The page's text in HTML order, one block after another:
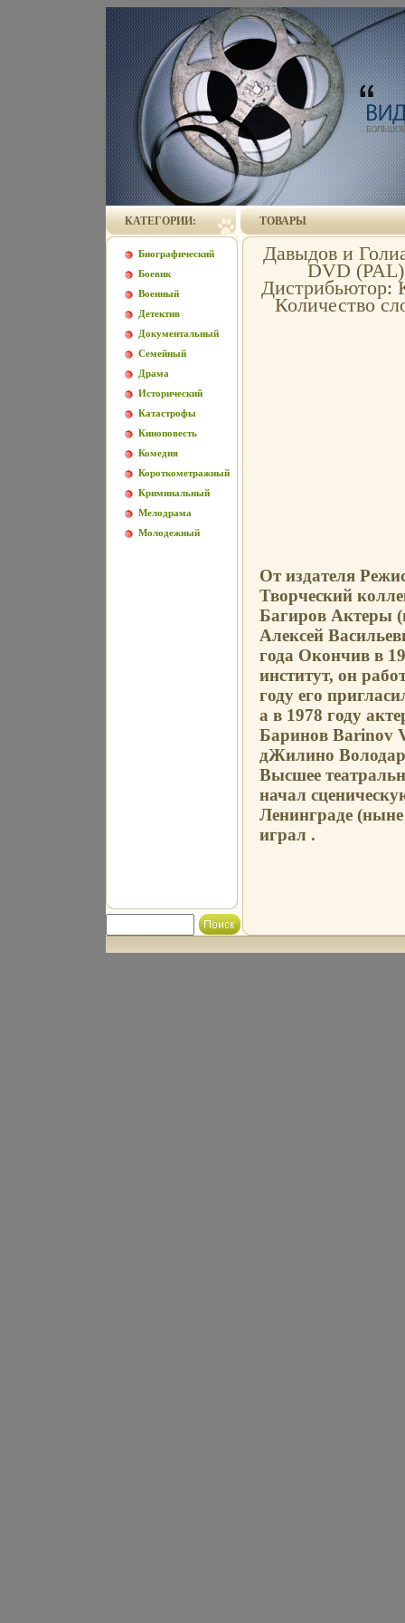
КАТЕГОРИИ:
Биографический
Боевик
Военный
Детектив
Документальный
Семейный
Драма
Исторический
Катастрофы
Киноповесть
Комедия
Короткометражный
Криминальный
Мелодрама
Молодежный
ТОВАРЫ
Давыдов и
DVD
Дистрибьютор:
Количество
От издателя
Творческий
Багиров Актеры
Алексей
года Окончив в
институт, он
году его
а в 1978 году
Баринов Barinov
дЖилино
Высшее
начал
Ленинграде
играл .